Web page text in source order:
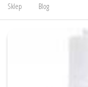
Sklep Blog